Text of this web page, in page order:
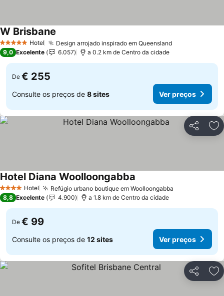
5 Estrelas Hotel Design arrojado inspirado em QueenslandVer preços
W Brisbane
9,0 Excelente 6.057 a 0.2 km de Centro da cidade
De € 255
Consulte os preços de 8 sites Ver preços
Partilhar
4 EstrelasHotel Refúgio urbano boutique em Woolloongabba
Hotel Diana Woolloongabba
8,8 Excelente 4.900 a 1.8 km de Centro da cidade
De € 99
Consulte os preços de 12 sites Ver preços
Partilhar